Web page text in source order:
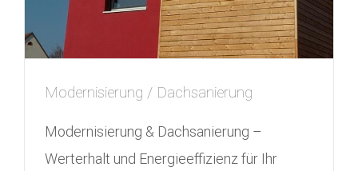
Modernisierung / Dachsanierung
Modernisierung & Dachsanierung –
Werterhalt und Energieeffizienz für Ihr